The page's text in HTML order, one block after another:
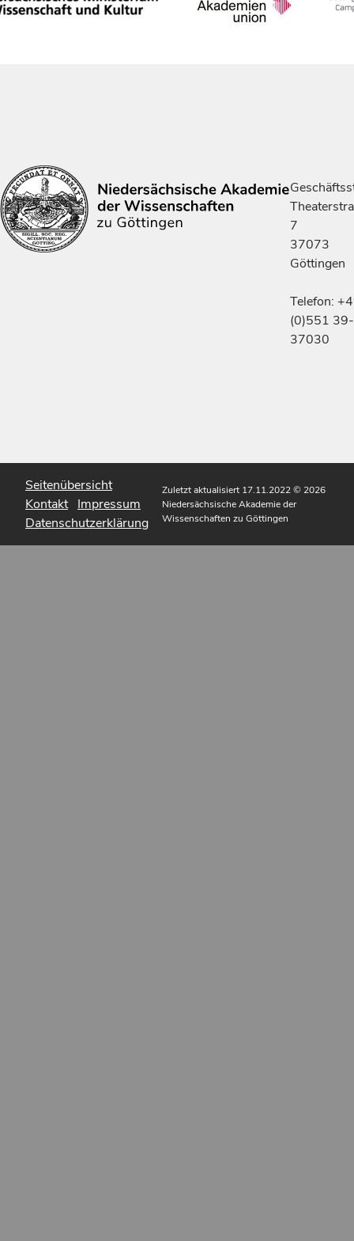
7
37073
Göttingen
Telefon:
(0)551 39-
37030
Seitenübersicht
Kontakt Impressum
Datenschutzerklärung
Zuletzt aktualisiert 17.11.2022© 2026
Niedersächsische Akademie der
Wissenschaften zu Göttingen